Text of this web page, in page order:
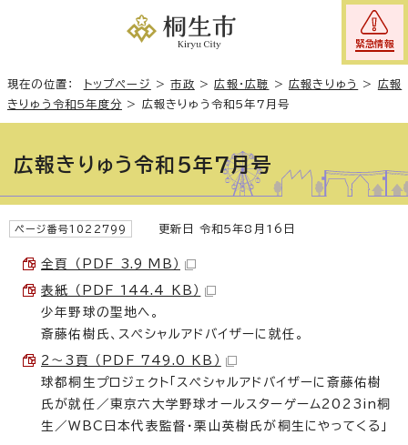
緊急情報
現在の位置： トップページ >市政 >広報・広聴 >広報きりゅう > 広報
きりゅう令和5年度分 > 広報きりゅう令和5年7月号
広報きりゅう令和5年7月号
ページ番号1022799 更新日 令和5年8月16日
全頁 （PDF 3.9 MB）
表紙 （PDF 144.4 KB）
少年野球の聖地へ。
斎藤佑樹氏、スペシャルアドバイザーに就任。
2～3頁 （PDF 749.0 KB）
球都桐生プロジェクト「スペシャルアドバイザーに斎藤佑樹
氏が就任／東京六大学野球オールスターゲーム2023in桐
生／WBC日本代表監督・栗山英樹氏が桐生にやってくる」